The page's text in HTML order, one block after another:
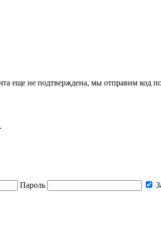
еще не подтверждена, мы отправим код
Пароль